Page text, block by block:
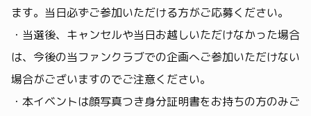
ます。当日必ずご参加いただける方がご応募ください。
・当選後、キャンセルや当日お越しいただけなかった場合
は、今後の当ファンクラブでの企画へご参加いただけない
場合がございますのでご注意ください。
・本イベントは顔写真つき身分証明書をお持ちの方のみご